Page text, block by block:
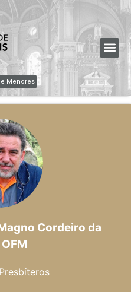
Menores
Cordeiro da
Presbíteros